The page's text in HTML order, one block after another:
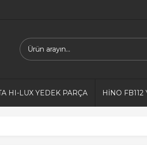
HI-LUX YEDEK PARÇA HİNO FB112